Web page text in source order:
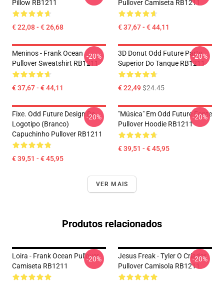
Pillow RB1211
€ 22,08 - € 26,68
Pullover Camiseta RB1211
€ 37,67 - € 44,11
Meninos - Frank Ocean
Pullover Sweatshirt RB1211
€ 37,67 - € 44,11
-20%
3D Donut Odd Future Parte
Superior Do Tanque RB1211
€ 22,49$24.45
-20%
Fixe. Odd Future Design De
Logotipo (branco)
Capuchinho Pullover RB1211
€ 39,51 - € 45,95
-20%
"Música" Em Odd Future Fonte
Pullover Hoodie RB1211
€ 39,51 - € 45,95
-20%
VER MAIS
Produtos relacionados
Loira - Frank Ocean Pullover
Camiseta RB1211
-20%
Jesus Freak - Tyler O Criador
Pullover Camisola RB1211
-20%